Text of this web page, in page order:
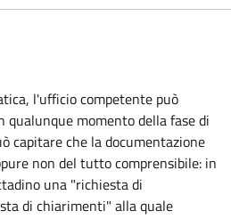
l'ufficio competente può
momento della fase di
capitare che la documentazione
non del tutto comprensibile: in
una "richiesta di
di chiarimenti" alla quale